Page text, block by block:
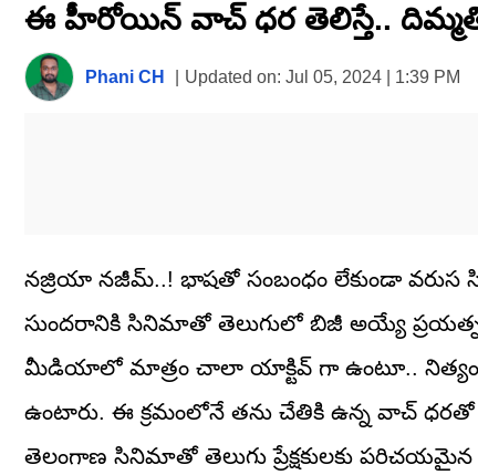
seconds
of
minute,
27
seconds
ఈ హీరోయిన్ వాచ్‌ ధర తెలిస్తే..
Phani CH Updated on: Jul 05, 2024 | 1:39 PM
నజ్రియా నజీమ్..! భాషతో సంబంధం లేకుండా వరుస
సుందరానికి సినిమాతో తెలుగులో బిజీ అయ్యే
మీడియాలో మాత్రం చాలా యాక్టివ్ గా ఉంటూ.. నిత్యం
ఉంటారు. ఈ క్రమంలోనే తను చేతికి ఉన్న వాచ్ ధరతో
తెలంగాణ సినిమాతో తెలుగు ప్రేక్షకులకు